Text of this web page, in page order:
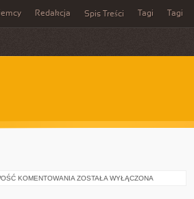
Redakcja Spis Treści Tagi Tagi
KOMENTOWANIA ZGORZELEC
ZOSTAŁA WYŁĄCZONA